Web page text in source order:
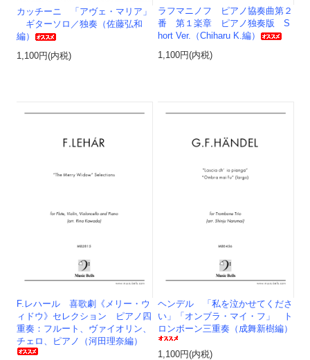
カッチーニ 「アヴェ・マリア」
ギターソロ／独奏（佐藤弘和
編）
1,100円(内税)
ラフマニノフ ピアノ協奏曲第２
番 第１楽章 ピアノ独奏版 S
hort Ver.（Chiharu K.編）
1,100円(内税)
F.レハール 喜歌劇《メリー・ウ
ィドウ》セレクション ピアノ四
重奏：フルート、ヴァイオリン、
チェロ、ピアノ（河田理奈編）
ヘンデル 「私を泣かせてくださ
い」「オンブラ・マイ・フ」 ト
ロンボーン三重奏（成舞新樹編）
1,100円(内税)